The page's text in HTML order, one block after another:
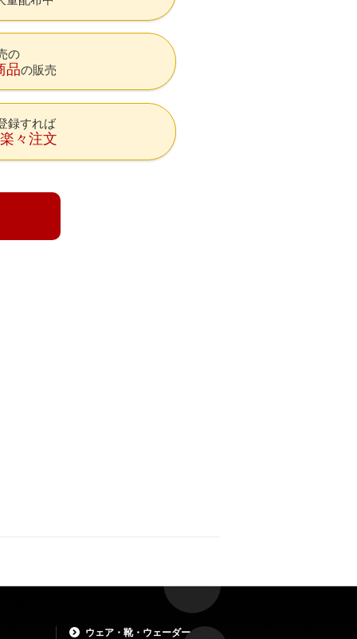
の
品の販売
録すれば
々注文
ウェア・靴・ウェーダー